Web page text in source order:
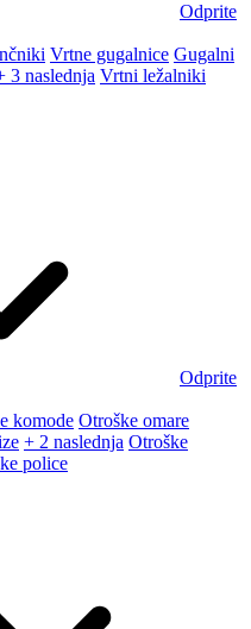
Odprite
Vrtne gugalnice Gugalni
3 naslednja Vrtni ležalniki
Odprite
komode Otroške omare
+ 2 naslednja Otroške
police